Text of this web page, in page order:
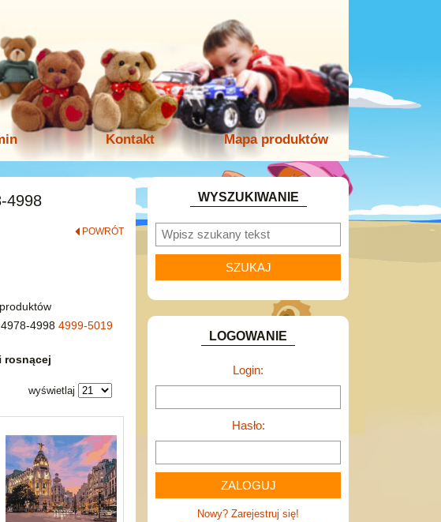
Kontakt Mapa produktów
4998
POWRÓT
4978-4998 4999-5019
rosnącej
wyświetlaj
WYSZUKIWANIE
LOGOWANIE
Login:
Hasło:
Nowy? Zarejestruj się!